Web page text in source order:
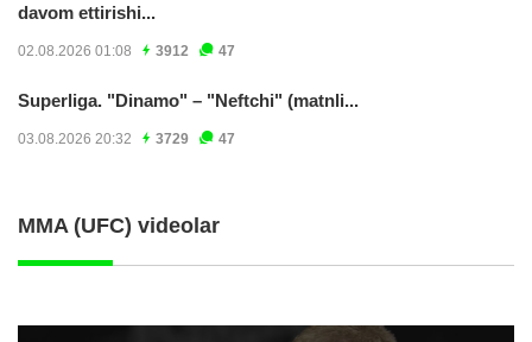
davom ettirishi...
02.08.2026 01:08 3912 47
Superliga. "Dinamo" – "Neftchi" (matnli...
03.08.2026 20:32 3729 47
MMA (UFC) videolar